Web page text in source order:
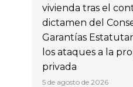
vivienda tras el
dictamen del
Garantías
los ataques a la
privada
5 de agosto de 2026